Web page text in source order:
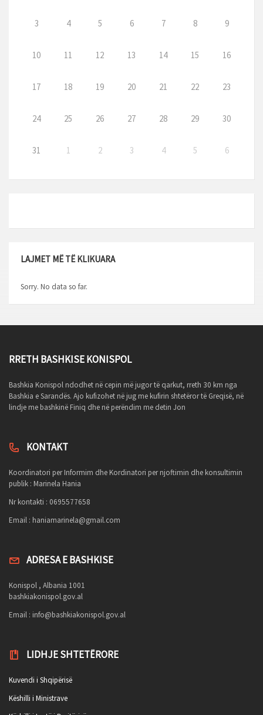
3 4 5 6 7 8 9
10 11 12 13 14 15 16
17 18 19 20 21 22 23
24 25 26 27 28 29 30
31 1 2 3 4 5 6
LAJMET MË TË KLIKUARA
Sorry. No data so far.
RRETH BASHKISE KONISPOL
Bashkia Konispol ndodhet në cepin më jugor të qarkut, rreth 30 km nga
Bashkia e Sarandës. Ajo kufizohet në jug me kufirin shtetëror të Greqisë, në
lindje me bashkinë Finiq dhe në perëndim me detin Jon
KONTAKT
Koordinatori per Informim dhe Kordinatori per njoftimin dhe konsultimin
publik : Marinela Hania
Nr kontakti : 0695577658
Email : haniamarinela@gmail.com
ADRESA E BASHKISE
Konispol , Albania 1001
bashkiakonispol.gov.al
Email : info@bashkiakonispol.gov.al
LIDHJE SHTETËRORE
Kuvendi i Shqipërisë
Këshilli i Ministrave